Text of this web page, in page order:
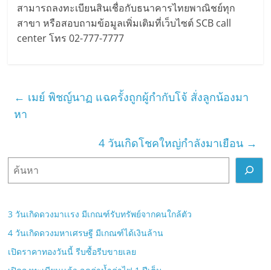
สามารถลงทะเบียนสินเชื่อกับธนาคารไทยพาณิชย์ทุก
สาขา หรือสอบถามข้อมูลเพิ่มเติมที่เว็บไซต์ SCB call
center โทร 02-777-7777
← เมย์ พิชญ์นาฏ แฉครั้งถูกผู้กำกับโจ้ สั่งลูกน้องมา
หา
4 วันเกิดโชคใหญ่กำลังมาเยือน →
3 วันเกิดดวงมาเเรง มีเกณฑ์รับทรัพย์จากคนใกล้ตัว
4 วันเกิดดวงมหาเศรษฐี มีเกณฑ์ได้เงินล้าน
เปิดราคาทองวันนี้ รีบซื้อรีบขายเลย